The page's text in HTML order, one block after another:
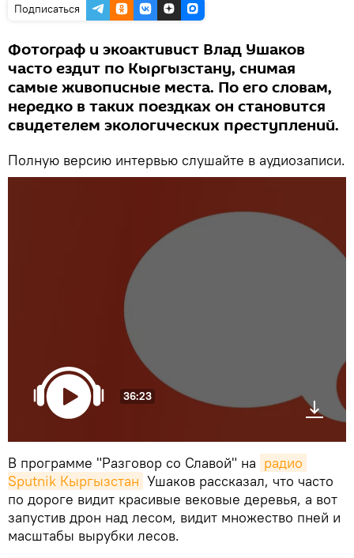
Подписаться
Фотограф и экоактивист Влад Ушаков
часто ездит по Кыргызстану, снимая
самые живописные места. По его словам,
нередко в таких поездках он становится
свидетелем экологических преступлений.
Полную версию интервью слушайте в аудиозаписи.
36:23
В программе "Разговор со Славой" на радио
Sputnik Кыргызстан Ушаков рассказал, что часто
по дороге видит красивые вековые деревья, а вот
запустив дрон над лесом, видит множество пней и
масштабы вырубки лесов.